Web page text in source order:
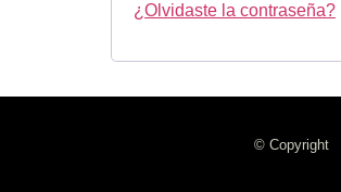
¿Olvidaste la contraseña?
© Copyright